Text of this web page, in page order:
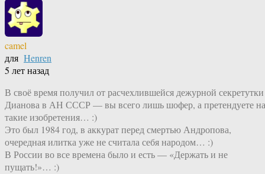
camel
для Henren
5 лет назад
В своё время получил от расчехлившейся дежурной секретутки
Дианова в АН СССР — вы всего лишь шофер, а претендуете на
такие изобретения… :)
Это был 1984 год, в аккурат перед смертью Андропова,
очередная илитка уже не считала себя народом… :)
В России во все времена было и есть — «Держать и не
пущать!»… :)